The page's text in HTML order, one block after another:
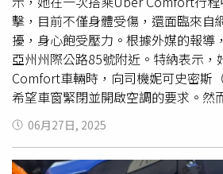
這不過只是1次精心設計的商業惡作
間，詹姆斯對退休議題並未多加著墨
對新賽季依舊充滿熱情，但也坦言自
像中更近」，但他沒有進一步說明具
擔心他即將高掛戰袍。消息傳出後，
場比賽的票價，也在票務平台「
午最低票價一度飆升至746美元，到
落。儘管年齡漸長，詹姆斯的表現仍
擊，目前不僅身體受傷，還面臨來自
擾，身心飽受壓力。根據外媒的報導
亞州州際公路85號附近。特納表示
Comfort車輛時，向司機妮可史密斯
希望車窗緊閉並開啟空調的要求。然
機。特納的律師米格爾多明格斯（
示，史密斯在行駛過程中突然將車輛
道，要求特納下車。當特納拒絕下車
06月27日, 2025